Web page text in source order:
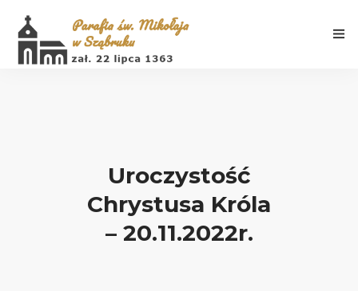
Porządek Mszy Świętych
Uroczystość
Chrystusa Króla
– 20.11.2022r.